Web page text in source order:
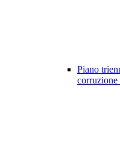
Piano
corruzione